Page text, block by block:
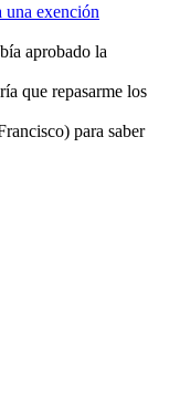
una exención
aprobado la
que repasarme los
para saber